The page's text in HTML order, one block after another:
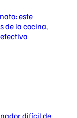
este
de la cocina,
difícil de